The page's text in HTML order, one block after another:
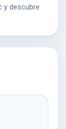
y descubre